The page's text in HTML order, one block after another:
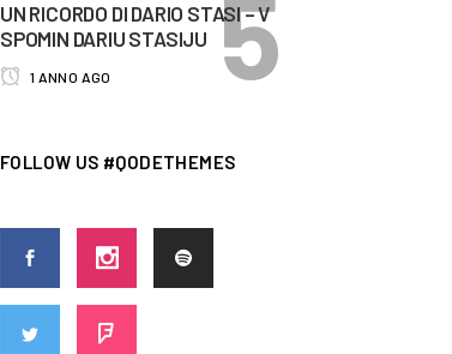
UN RICORDO DI DARIO STASI – V
SPOMIN DARIU STASIJU
1 ANNO AGO
FOLLOW US #QODETHEMES